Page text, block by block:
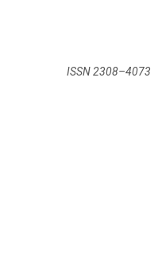
ISSN 2308–4073